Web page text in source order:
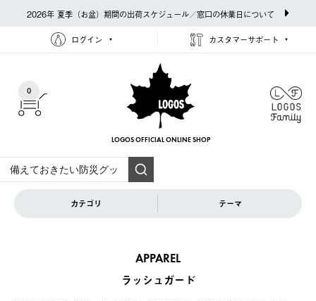
2026年 夏季（お盆）期間の出荷スケジュール／窓口の休業日について
ログイン カスタマーサポート
0
LOGOS OFFICIAL ONLINE SHOP
カテゴリ テーマ
APPAREL
ラッシュガード